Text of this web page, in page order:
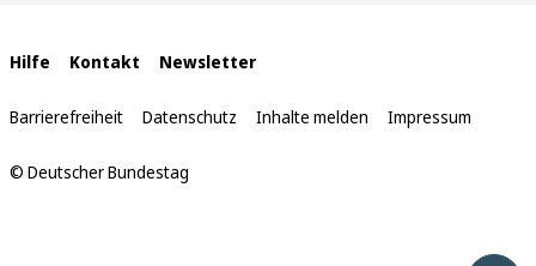
Interne
Links
Hilfe Kontakt Newsletter
Barrierefreiheit Datenschutz Inhalte melden Impressum
© Deutscher Bundestag